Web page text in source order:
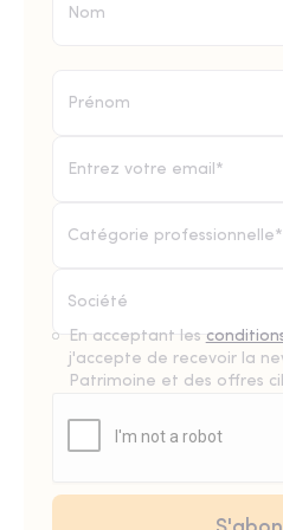
Catégorie professionnelle*
En acceptant les
j'accepte de recevoir la
Patrimoine et des offres